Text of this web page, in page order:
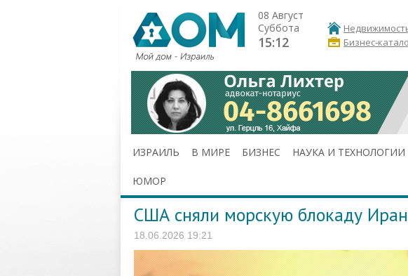
08 Август
Суббота
15:12
Бизнес-
ИЗРАИЛЬ В МИРЕ БИЗНЕС НАУКА И ТЕХНОЛОГИИ
ЮМОР
США сняли морскую блокаду
18.06.2026 19:21